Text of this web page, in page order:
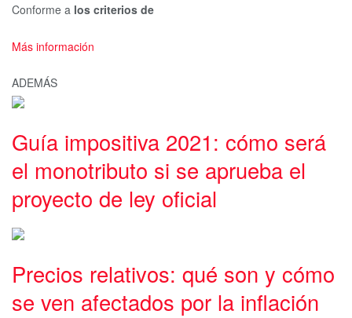
Conforme a los criterios de
Más información
ADEMÁS
Guía impositiva 2021: cómo será
el monotributo si se aprueba el
proyecto de ley oficial
Precios relativos: qué son y cómo
se ven afectados por la inflación